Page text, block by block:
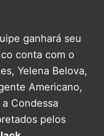
ganhará seu
conta com o
Yelena Belova,
Americano,
Condessa
pelos